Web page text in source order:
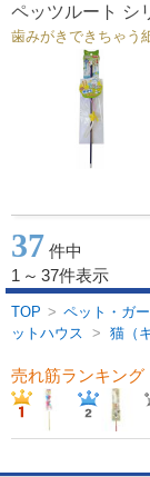
ペッツルート シ
歯みがきできちゃう
37 件中
1 ～ 37件表示
TOP > ペット・ガ
ットハウス
> 猫（
売れ筋ランキング